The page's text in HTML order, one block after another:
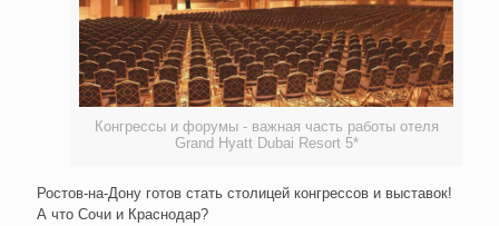
Конгрессы и форумы - важная часть работы отеля
Grand Hyatt Dubai Resort 5*
Ростов-на-Дону готов стать столицей конгрессов и выставок!
А что Сочи и Краснодар?